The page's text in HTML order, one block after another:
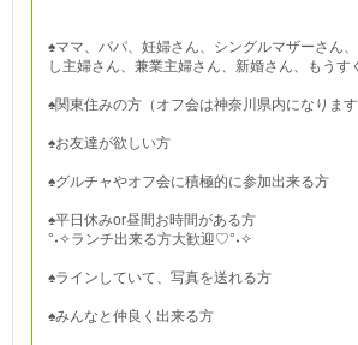
♠ママ、パパ、妊婦さん、シングルマザーさん
し主婦さん、兼業主婦さん、新婚さん、もうす
♠関東住みの方（オフ会は神奈川県内になります
♠お友達が欲しい方
♠グルチャやオフ会に積極的に参加出来る方
♠平日休みor昼間お時間がある方
°˖✧ランチ出来る方大歓迎♡°˖✧
♠ラインしていて、写真を送れる方
♠みんなと仲良く出来る方